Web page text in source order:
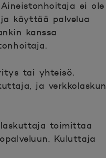
ei ole
käyttää palvelua
kanssa
tai yhteisö.
ja verkkolaskun
toimittaa
Kuluttaja